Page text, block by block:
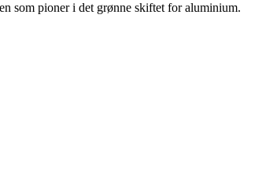
som pioner i det grønne skiftet for aluminium.